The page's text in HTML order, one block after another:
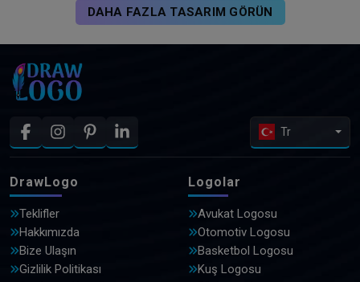
DAHA FAZLA TASARIM GÖRÜN
Tr
DrawLogo
Teklifler
Hakkımızda
Bize Ulaşın
Gizlilik Politikası
Logolar
Avukat Logosu
Otomotiv Logosu
Basketbol Logosu
Kuş Logosu